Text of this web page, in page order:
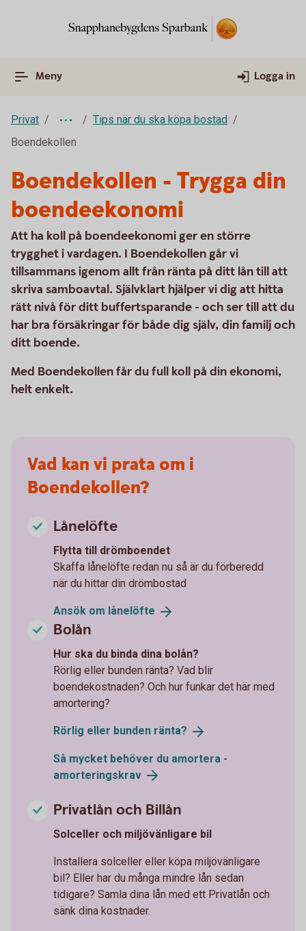
Meny Logga in
Privat
Tips när du ska köpa bostad
Boendekollen
Boendekollen - Trygga din
boendeekonomi
Att ha koll på boendeekonomi ger en större
trygghet i vardagen. I Boendekollen går vi
tillsammans igenom allt från ränta på ditt lån till att
skriva samboavtal. Självklart hjälper vi dig att hitta
rätt nivå för ditt buffertsparande - och ser till att du
har bra försäkringar för både dig själv, din familj och
ditt boende.
Med Boendekollen får du full koll på din ekonomi,
helt enkelt.
Vad kan vi prata om i
Boendekollen?
Lånelöfte
Flytta till drömboendet
Skaffa lånelöfte redan nu så är du förberedd
när du hittar din drömbostad
Ansök om lånelöfte
Bolån
Hur ska du binda dina bolån?
Rörlig eller bunden ränta? Vad blir
boendekostnaden? Och hur funkar det här med
amortering?
Rörlig eller bunden ränta?
Så mycket behöver du amortera -
amorteringskrav
Privatlån och Billån
Solceller och miljövänligare bil
Installera solceller eller köpa miljövänligare
bil? Eller har du många mindre lån sedan
tidigare? Samla dina lån med ett Privatlån och
sänk dina kostnader.